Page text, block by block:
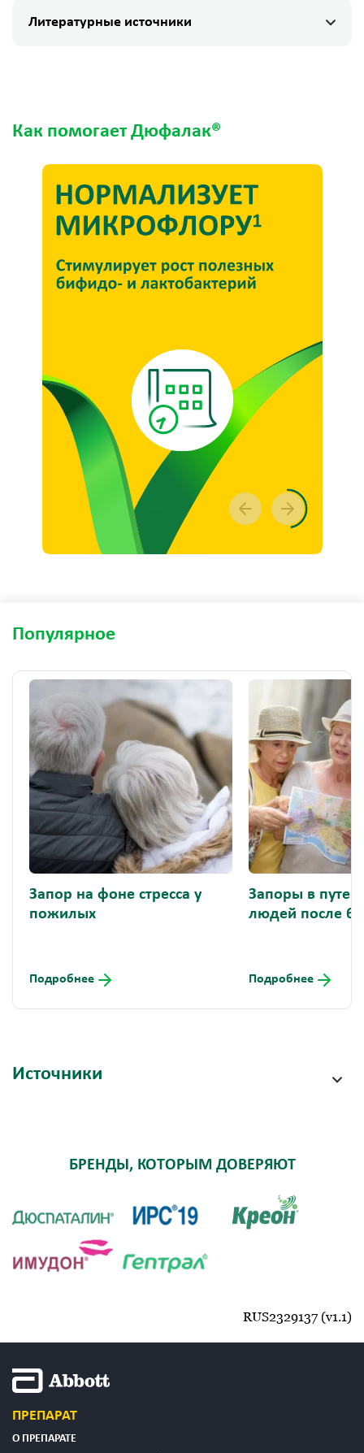
Литературные источники
Как помогает Дюфалак®
Популярное
Запор на фоне стресса у
пожилых
Подробнее
Запоры в
людей после 60
Подробнее
Источники
БРЕНДЫ, КОТОРЫМ ДОВЕРЯЮТ
RUS2329137 (v1.1)
ПРЕПАРАТ
О ПРЕПАРАТЕ